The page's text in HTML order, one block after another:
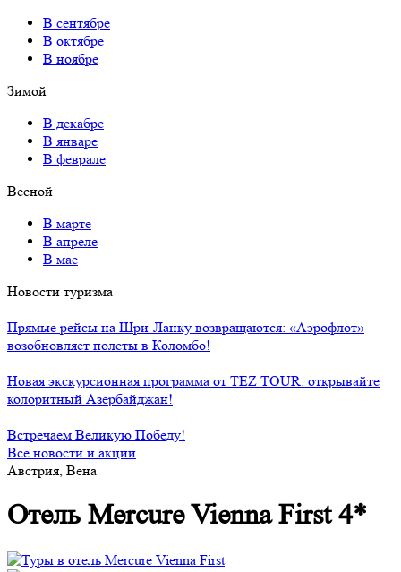
В сентябре
В октябре
В ноябре
Зимой
В декабре
В январе
В феврале
Весной
В марте
В апреле
В мае
Новости туризма
Прямые рейсы на Шри-Ланку возвращаются: «Аэрофлот»
возобновляет полеты в Коломбо!
Новая экскурсионная программа от TEZ TOUR: открывайте
колоритный Азербайджан!
Встречаем Великую Победу!
Все новости и акции
Австрия, Вена
Отель Mercure Vienna First 4*